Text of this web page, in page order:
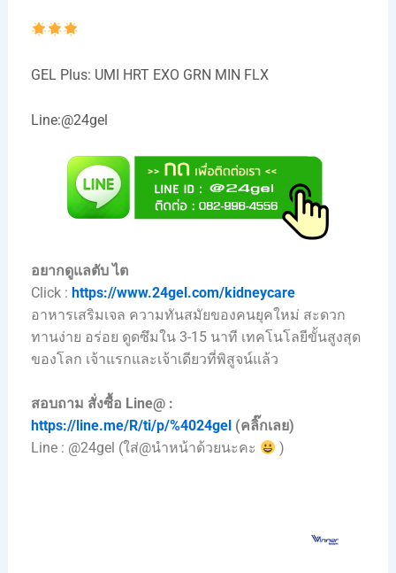
GEL Plus: UMI HRT EXO GRN MIN FLX
Line:@24gel
อยากดูแลตับ ไต
Click : https://www.24gel.com/kidneycare
อาหารเสริมเจล ความทันสมัยของคนยุคใหม่ สะดวก
ทานง่าย อร่อย ดูดซึมใน 3-15 นาที เทคโนโลยีขั้นสูงสุด
ของโลก เจ้าแรกและเจ้าเดียวที่พิสูจน์แล้ว
สอบถาม สั่งซื้อ Line@ :
https://line.me/R/ti/p/%4024gel(คลิ๊กเลย)
Line : @24gel (ใส่@นำหน้าด้วยนะคะ
)